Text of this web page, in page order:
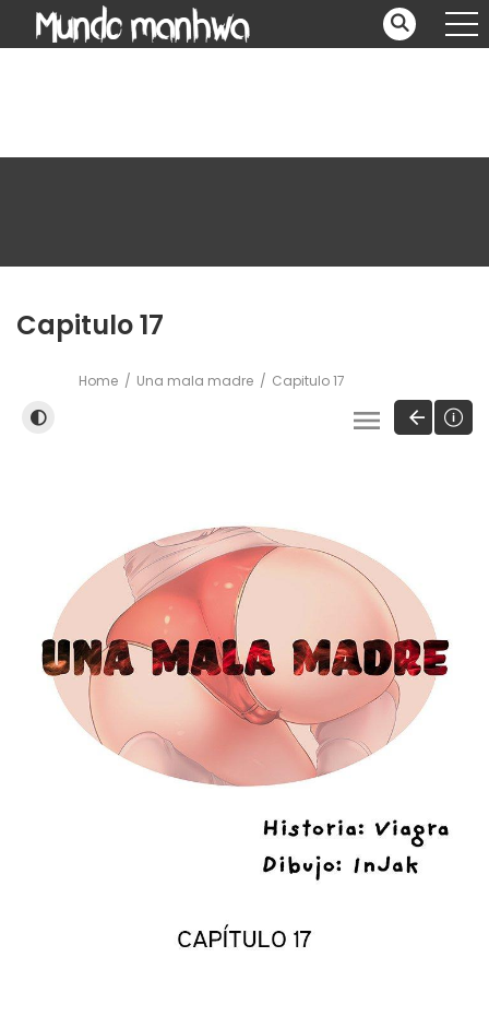
Capitulo 17
Home Una mala madre Capitulo 17